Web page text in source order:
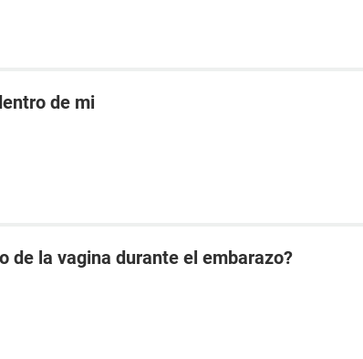
de mi
de la vagina durante el embarazo?